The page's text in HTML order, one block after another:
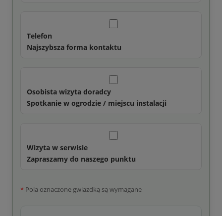
Telefon
Najszybsza forma kontaktu
Osobista wizyta doradcy
Spotkanie w ogrodzie / miejscu instalacji
Wizyta w serwisie
Zapraszamy do naszego punktu
* Pola oznaczone gwiazdką są wymagane